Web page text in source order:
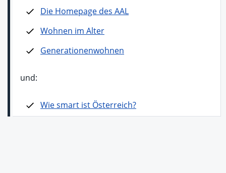
Die Homepage des AAL
Wohnen im Alter
Generationenwohnen
und:
Wie smart ist Österreich?